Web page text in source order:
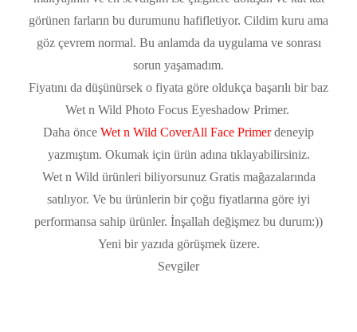
görünen farların bu durumunu hafifletiyor. Cildim kuru ama
göz çevrem normal. Bu anlamda da uygulama ve sonrası
sorun yaşamadım.
Fiyatını da düşünürsek o fiyata göre oldukça başarılı bir baz
Wet n Wild Photo Focus Eyeshadow Primer.
Daha önce Wet n Wild CoverAll Face Primerdeneyip
yazmıştım. Okumak için ürün adına tıklayabilirsiniz.
Wet n Wild ürünleri biliyorsunuz Gratis mağazalarında
satılıyor. Ve bu ürünlerin bir çoğu fiyatlarına göre iyi
performansa sahip ürünler. İnşallah değişmez bu durum:))
Yeni bir yazıda görüşmek üzere.
Sevgiler